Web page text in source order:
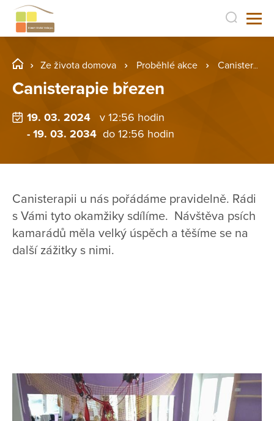
Ze života domova Proběhlé akce Canisterapie březen
Canisterapie březen
19. 03. 2024
v 12:56 hodin
- 19. 03. 2034 do 12:56 hodin
Canisterapii u nás pořádáme pravidelně. Rádi
s Vámi tyto okamžiky sdílíme. Návštěva psích
kamarádů měla velký úspěch a těšíme se na
další zážitky s nimi.